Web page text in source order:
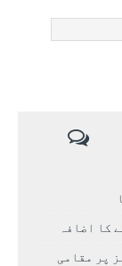
پر مقامی